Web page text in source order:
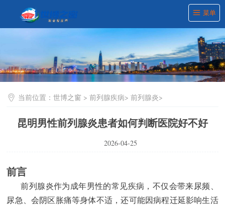
菜单
当前位置： 世博之窗 > 前列腺疾病> 前列腺炎>
昆明男性前列腺炎患者如何判断医院好不好
2026-04-25
前言
前列腺炎作为成年男性的常见疾病，不仅会带来尿频、
尿急、会阴区胀痛等身体不适，还可能因病程迁延影响生活